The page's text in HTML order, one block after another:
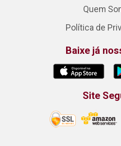
Quem
Política de
Baixe já
Site